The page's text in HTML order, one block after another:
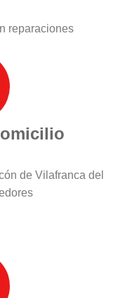
reparaciones
de Vilafranca del